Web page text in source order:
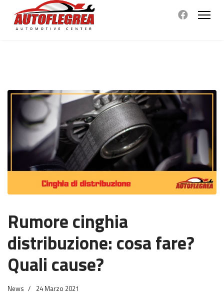
Rumore cinghia
distribuzione: cosa fare?
Quali cause?
News 24 Marzo 2021